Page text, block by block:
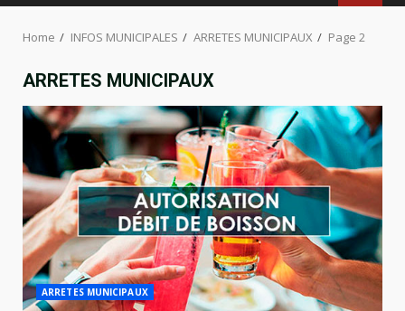
Home INFOS MUNICIPALES ARRETES MUNICIPAUX Page 2
ARRETES MUNICIPAUX
ARRETES MUNICIPAUX